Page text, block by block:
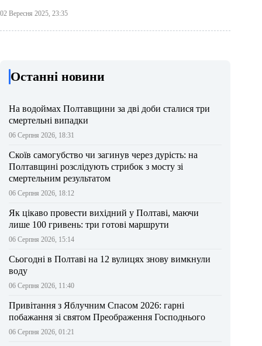
02 Вересня 2025, 23:35
Останні новини
На водоймах Полтавщини за дві доби сталися три
смертельні випадки
06 Серпня 2026, 18:31
Скоїв самогубство чи загинув через дурість: на
Полтавщині розслідують стрибок з мосту зі
смертельним результатом
06 Серпня 2026, 18:12
Як цікаво провести вихідний у Полтаві, маючи
лише 100 гривень: три готові маршрути
06 Серпня 2026, 15:14
Сьогодні в Полтаві на 12 вулицях знову вимкнули
воду
06 Серпня 2026, 11:40
Привітання з Яблучним Спасом 2026: гарні
побажання зі святом Преображення Господнього
06 Серпня 2026, 01:21